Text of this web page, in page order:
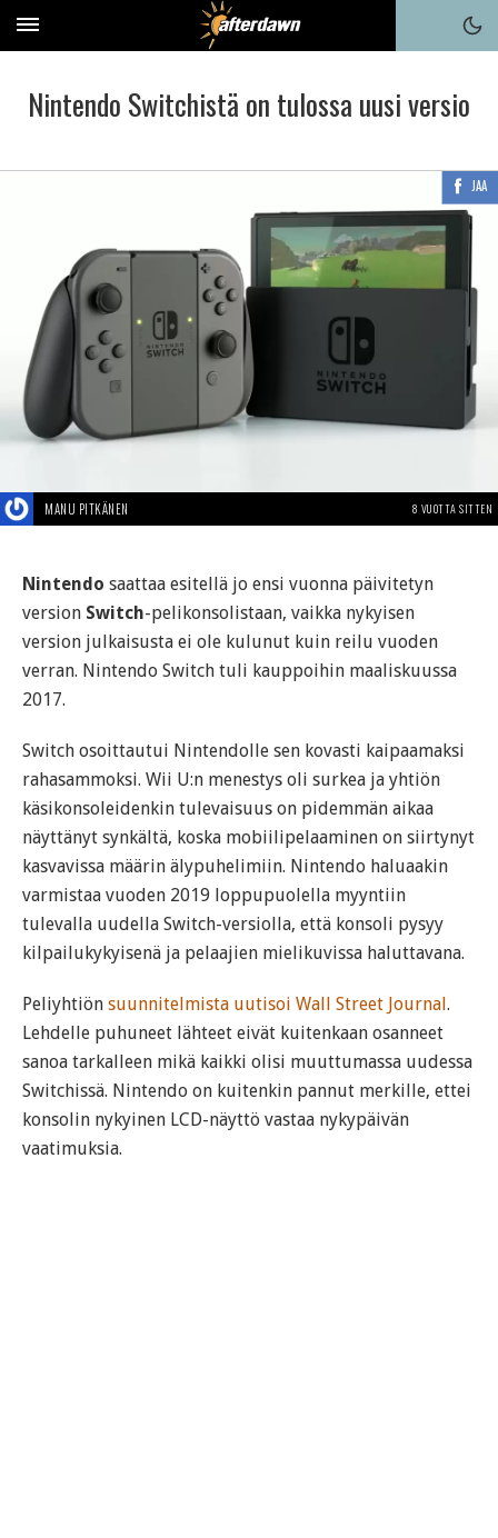
Nintendo Switchistä on tulossa uusi versio
JAA
MANU PITKÄNEN 8 VUOTTA SITTEN
Nintendo saattaa esitellä jo ensi vuonna päivitetyn
version Switch-pelikonsolistaan, vaikka nykyisen
version julkaisusta ei ole kulunut kuin reilu vuoden
verran. Nintendo Switch tuli kauppoihin maaliskuussa
2017.
Switch osoittautui Nintendolle sen kovasti kaipaamaksi
rahasammoksi. Wii U:n menestys oli surkea ja yhtiön
käsikonsoleidenkin tulevaisuus on pidemmän aikaa
näyttänyt synkältä, koska mobiilipelaaminen on siirtynyt
kasvavissa määrin älypuhelimiin. Nintendo haluaakin
varmistaa vuoden 2019 loppupuolella myyntiin
tulevalla uudella Switch-versiolla, että konsoli pysyy
kilpailukykyisenä ja pelaajien mielikuvissa haluttavana.
Peliyhtiön suunnitelmista uutisoi Wall Street Journal.
Lehdelle puhuneet lähteet eivät kuitenkaan osanneet
sanoa tarkalleen mikä kaikki olisi muuttumassa uudessa
Switchissä. Nintendo on kuitenkin pannut merkille, ettei
konsolin nykyinen LCD-näyttö vastaa nykypäivän
vaatimuksia.